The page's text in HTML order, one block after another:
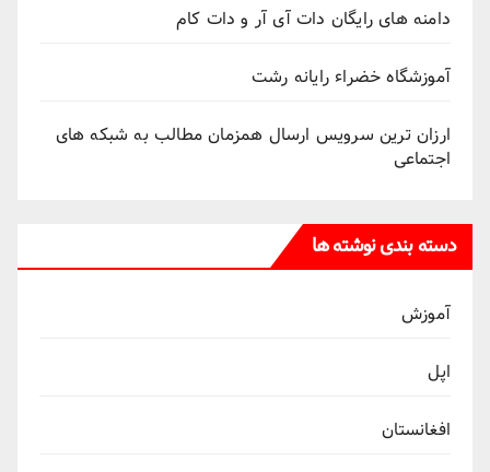
دامنه های رایگان دات آی آر و دات کام
آموزشگاه خضراء رایانه رشت
ارزان ترین سرویس ارسال همزمان مطالب به شبکه های
اجتماعی
دسته بندی نوشته ها
آموزش
اپل
افغانستان